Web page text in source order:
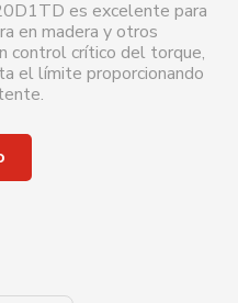
es excelente para
en madera y otros
control crítico del torque,
el límite proporcionando